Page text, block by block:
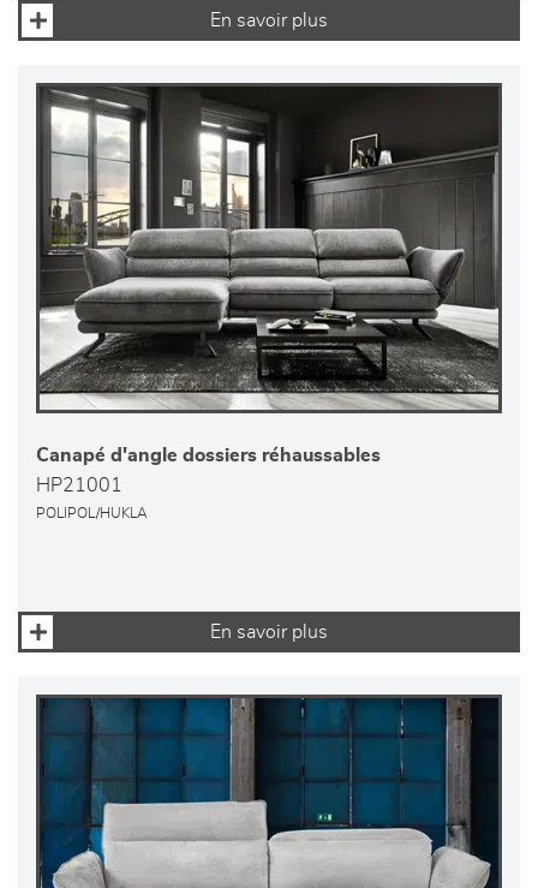
En savoir plus
Canapé d'angle dossiers réhaussables
HP21001
POLIPOL/HUKLA
En savoir plus